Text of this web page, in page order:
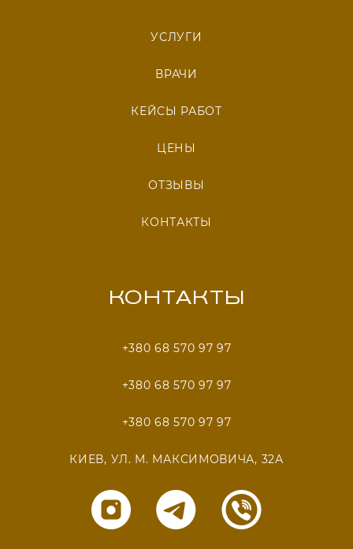
УСЛУГИ
ВРАЧИ
КЕЙСЫ РАБОТ
ЦЕНЫ
ОТЗЫВЫ
КОНТАКТЫ
КОНТАКТЫ
+380 68 570 97 97
+380 68 570 97 97
+380 68 570 97 97
КИЕВ, УЛ. М. МАКСИМОВИЧА, 32А